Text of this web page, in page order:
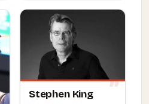
Stephen King